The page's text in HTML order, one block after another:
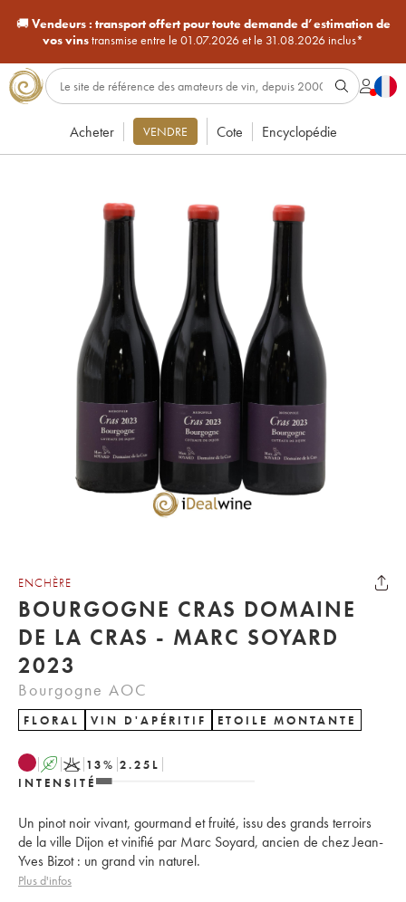
🚚Vendeurs : transport offert pour toute demande d’estimation de
vos vinstransmise entre le 01.07.2026 et le 31.08.2026 inclus*
Acheter VENDRE Cote Encyclopédie
ENCHÈRE
BOURGOGNE CRAS DOMAINE
DE LA CRAS - MARC SOYARD
2023
Bourgogne AOC
FLORAL VIN D'APÉRITIF ETOILE MONTANTE
A K 13% 2.25 L
INTENSITÉ
Un pinot noir vivant, gourmand et fruité, issu des grands terroirs
de la ville Dijon et vinifié par Marc Soyard, ancien de chez Jean-
Yves Bizot : un grand vin naturel.
Plus d'infos